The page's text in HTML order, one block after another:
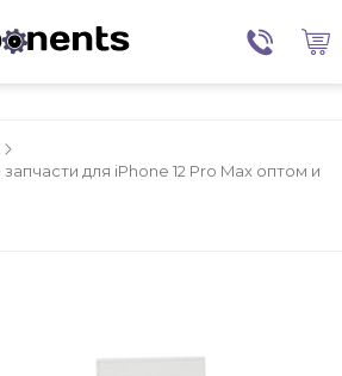
для iPhone 12 Pro Max оптом и